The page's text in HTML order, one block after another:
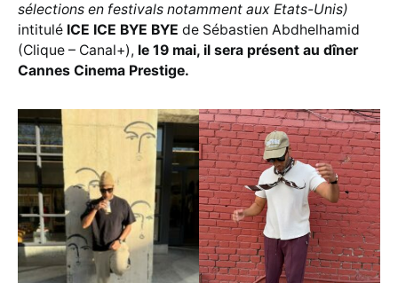
sélections en festivals notamment aux Etats-Unis)
intitulé ICE ICE BYE BYE de Sébastien Abdhelhamid
(Clique – Canal+), le 19 mai, il sera présent au dîner
Cannes Cinema Prestige.